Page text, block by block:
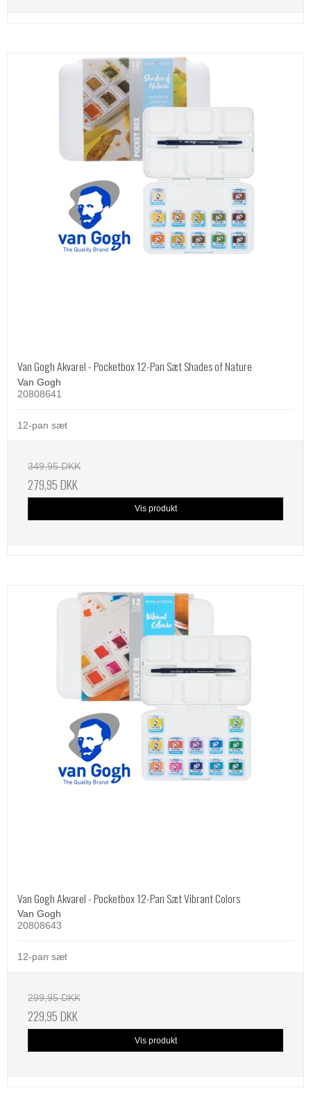
Van Gogh Akvarel - Pocketbox 12-Pan Sæt Shades of Nature
Van Gogh
20808641
12-pan sæt
349,95 DKK
279,95 DKK
Vis produkt
Van Gogh Akvarel - Pocketbox 12-Pan Sæt Vibrant Colors
Van Gogh
20808643
12-pan sæt
299,95 DKK
229,95 DKK
Vis produkt